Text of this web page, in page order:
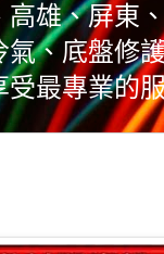
雄、屏東
、底盤修
最專業的